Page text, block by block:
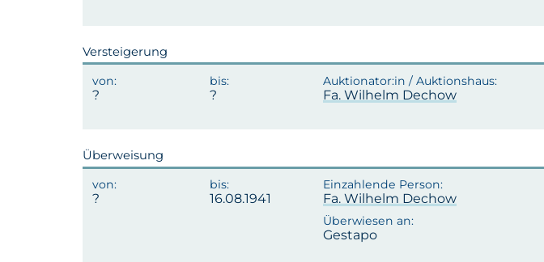
Versteigerung
Fa. Wilhelm Dechow
Überweisung
16.08.1941 Fa. Wilhelm Dechow
Gestapo